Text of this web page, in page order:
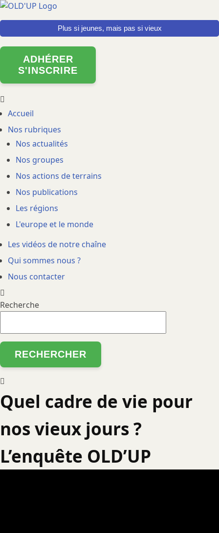
Aller
au
Plus si jeunes, mais pas si vieux
ADHÉRER
S'INSCRIRE
Main
navigation
Accueil
Nos rubriques
Nos actualités
Nos groupes
Nos actions de terrains
Nos publications
Les régions
L'europe et le monde
Les vidéos de notre chaîne
Qui sommes nous ?
Nous contacter
Recherche
Quel cadre de vie pour
nos vieux jours ?
L’enquête OLD’UP